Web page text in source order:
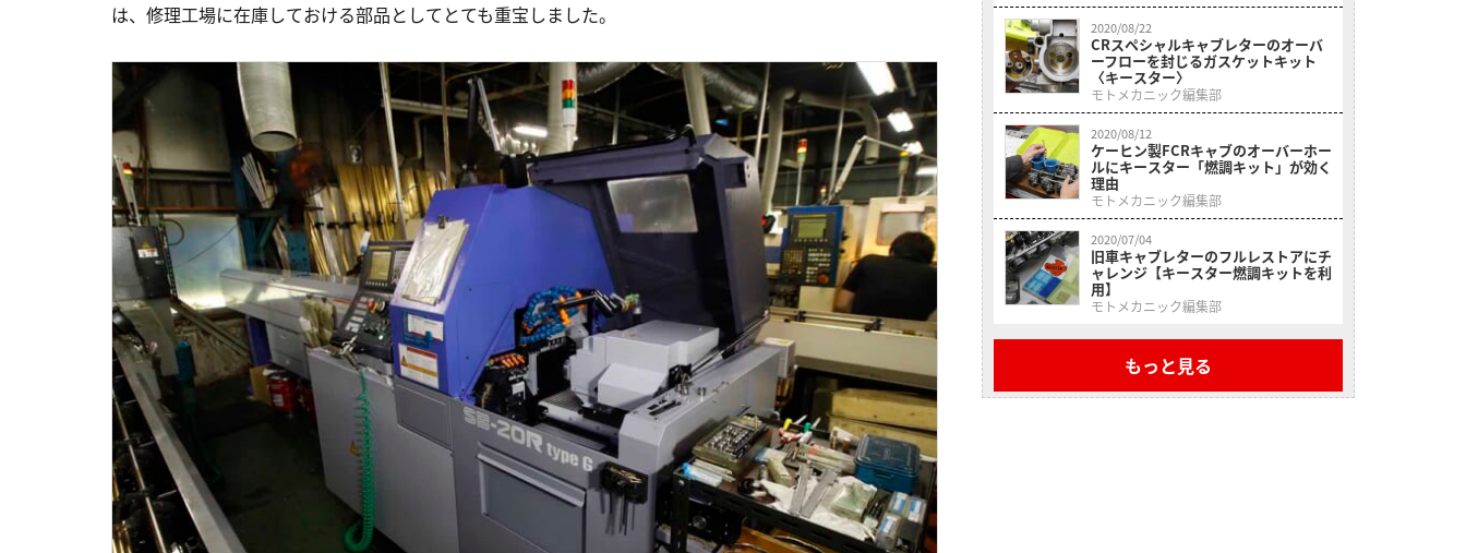
は、修理工場に在庫しておける部品としてとても重宝しました。
2020/08/22
CRスペシャルキャブレターのオーバ
ーフローを封じるガスケットキット
〈キースター〉
モトメカニック編集部
2020/08/12
ケーヒン製FCRキャブのオーバーホー
ルにキースター「燃調キット」が効く
理由
モトメカニック編集部
2020/07/04
旧車キャブレターのフルレストアにチ
ャレンジ【キースター燃調キットを利
用】
モトメカニック編集部
もっと見る